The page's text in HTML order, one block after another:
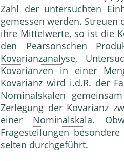
Zahl der untersuchten
gemessen werden.
ihre Mittelwerte, so ist die
den Pearsonschen
Kovarianzanalyse,
Kovarianzen in einer
Kovarianz wird i.d.R. der
Nominalskalen
Zerlegung der Kovarianz
einer Nominalskala.
Fragestellungen
selten durchgeführt.